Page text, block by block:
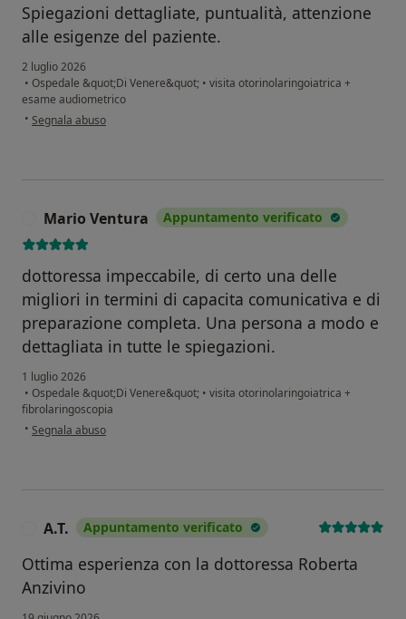
Spiegazioni dettagliate, puntualità, attenzione
alle esigenze del paziente.
2 luglio 2026
• Ospedale &quot;Di Venere&quot; • visita otorinolaringoiatrica +
esame audiometrico
• secondo l'opinione dell'utente Luca
Segnala abuso
Mario Ventura Appuntamento verificato
dottoressa impeccabile, di certo una delle
migliori in termini di capacita comunicativa e di
preparazione completa. Una persona a modo e
dettagliata in tutte le spiegazioni.
1 luglio 2026
• Ospedale &quot;Di Venere&quot; • visita otorinolaringoiatrica +
fibrolaringoscopia
• secondo l'opinione dell'utente Mario Ventura
Segnala abuso
A.T. Appuntamento verificato
Ottima esperienza con la dottoressa Roberta
Anzivino